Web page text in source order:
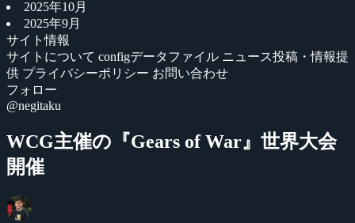
2025年10月
2025年9月
サイト情報
サイトについて configデータファイル ニュース投稿・情報提
供 プライバシーポリシー お問い合わせ
フォロー
@negitaku
WCG主催の『Gears of War』世界大会
開催